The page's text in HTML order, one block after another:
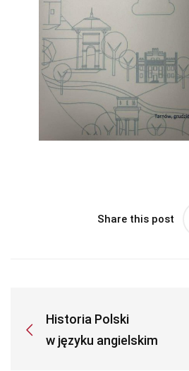
Share this post
Historia Polski
w języku angielskim